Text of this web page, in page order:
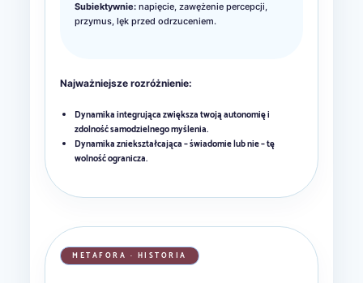
Subiektywnie: napięcie, zawężenie percepcji,
przymus, lęk przed odrzuceniem.
Najważniejsze rozróżnienie:
Dynamika integrująca zwiększa twoją autonomię i
zdolność samodzielnego myślenia.
Dynamika zniekształcająca – świadomie lub nie – tę
wolność ogranicza.
METAFORA · HISTORIA